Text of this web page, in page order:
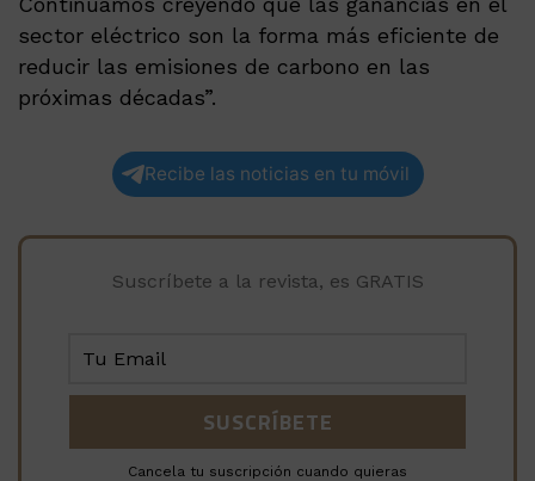
sector eléctrico son la forma más eficiente de
reducir las emisiones de carbono en las
próximas décadas”.
Recibe las noticias en tu móvil
Suscríbete a la revista, es GRATIS
Cancela tu suscripción cuando quieras